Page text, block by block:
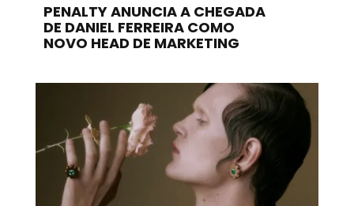
PENALTY ANUNCIA A CHEGADA
DE DANIEL FERREIRA COMO
NOVO HEAD DE MARKETING